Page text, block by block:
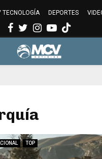
TECNOLOGÍA DEPORTES
Facebook
Twitter
Instagram
Youtube
TOP